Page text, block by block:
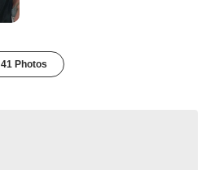
41 Photos